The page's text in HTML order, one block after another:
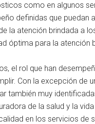
como en algunos
definidas que
la atención brindada a
óptima para la atención
el rol que han
Con la excepción de
también muy
de la salud y la
en los servicios de